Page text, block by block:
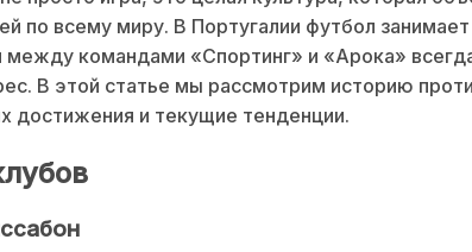
по всему миру. В Португалии футбол
между командами «Спортинг» и «Арока»
В этой статье мы рассмотрим историю
достижения и текущие тенденции.